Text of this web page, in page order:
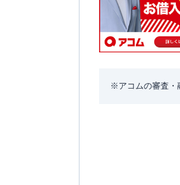
※アコムの審査・